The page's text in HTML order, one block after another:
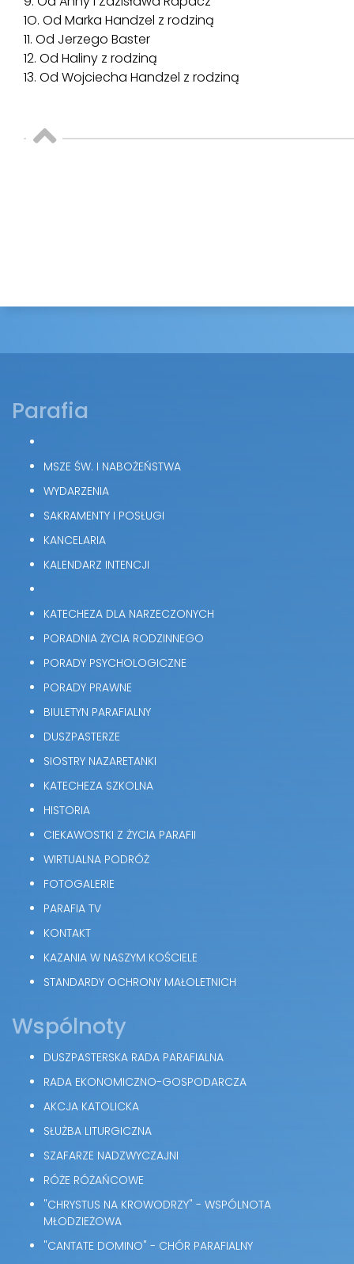
1O. Od Marka Handzel z rodziną
11. Od Jerzego Baster
12. Od Haliny z rodziną
13. Od Wojciecha Handzel z rodziną
Parafia
MSZE ŚW. I NABOŻEŃSTWA
WYDARZENIA
SAKRAMENTY I POSŁUGI
KANCELARIA
KALENDARZ INTENCJI
KATECHEZA DLA NARZECZONYCH
PORADNIA ŻYCIA RODZINNEGO
PORADY PSYCHOLOGICZNE
PORADY PRAWNE
BIULETYN PARAFIALNY
DUSZPASTERZE
SIOSTRY NAZARETANKI
KATECHEZA SZKOLNA
HISTORIA
CIEKAWOSTKI Z ŻYCIA PARAFII
WIRTUALNA PODRÓŻ
FOTOGALERIE
PARAFIA TV
KONTAKT
KAZANIA W NASZYM KOŚCIELE
STANDARDY OCHRONY MAŁOLETNICH
Wspólnoty
DUSZPASTERSKA RADA PARAFIALNA
RADA EKONOMICZNO-GOSPODARCZA
AKCJA KATOLICKA
SŁUŻBA LITURGICZNA
SZAFARZE NADZWYCZAJNI
RÓŻE RÓŻAŃCOWE
"CHRYSTUS NA KROWODRZY" - WSPÓLNOTA
MŁODZIEŻOWA
"CANTATE DOMINO" - CHÓR PARAFIALNY